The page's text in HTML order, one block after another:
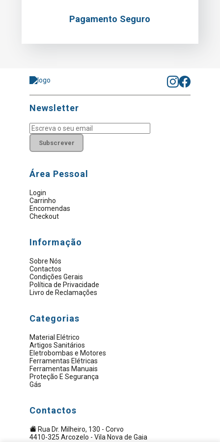
Pagamento Seguro
Newsletter
Subscrever
Área Pessoal
Login
Carrinho
Encomendas
Checkout
Informação
Sobre Nós
Contactos
Condições Gerais
Política de Privacidade
Livro de Reclamações
Categorias
Material Elétrico
Artigos Sanitários
Eletrobombas e Motores
Ferramentas Elétricas
Ferramentas Manuais
Proteção E Segurança
Gás
Contactos
Rua Dr. Milheiro, 130 - Corvo
4410-325 Arcozelo - Vila Nova de Gaia